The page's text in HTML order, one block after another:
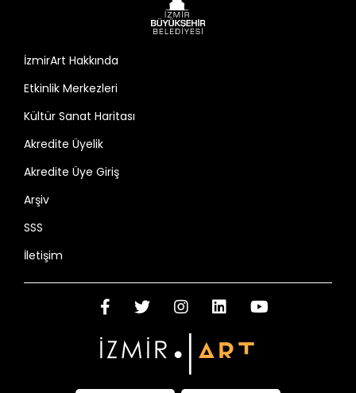
İzmirArt Hakkında
Etkinlik Merkezleri
Kültür Sanat Haritası
Akredite Üyelik
Akredite Üye Giriş
Arşiv
SSS
İletişim